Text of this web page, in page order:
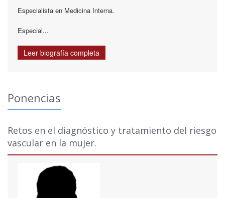
Especialista en Medicina Interna.
Especial...
Leer biografía completa
Ponencias
Retos en el diagnóstico y tratamiento del riesgo
vascular en la mujer.